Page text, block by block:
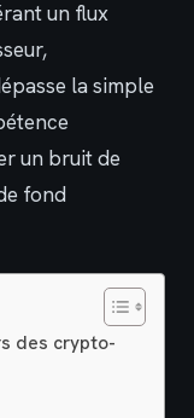
un flux
la simple
un bruit de
fond
des crypto-